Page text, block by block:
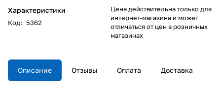
Характеристики
Код: 5362
Цена действительна только для
интернет-магазина и может
отличаться от цен в розничных
магазинах
Описание Отзывы Оплата Доставка